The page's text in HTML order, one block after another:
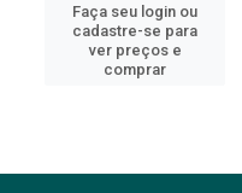
Faça seu login ou
cadastre-se para
ver preços e
comprar